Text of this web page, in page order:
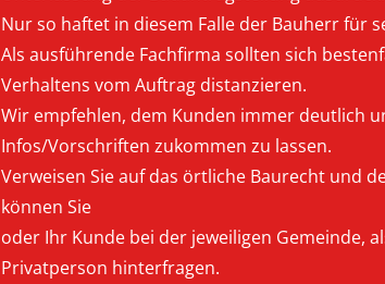
Nur so haftet in diesem Falle der Bauherr für
Als ausführende Fachfirma sollten sich
Verhaltens vom Auftrag distanzieren.
Wir empfehlen, dem Kunden immer deutlich
Infos/Vorschriften zukommen zu lassen.
Verweisen Sie auf das örtliche Baurecht und
können Sie
oder Ihr Kunde bei der jeweiligen Gemeinde,
Privatperson hinterfragen.